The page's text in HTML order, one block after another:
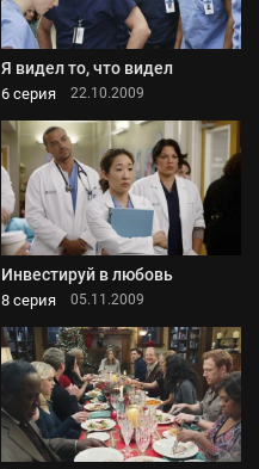
Я видел то, что видел
6 серия 22.10.2009
Инвестируй в любовь
8 серия 05.11.2009